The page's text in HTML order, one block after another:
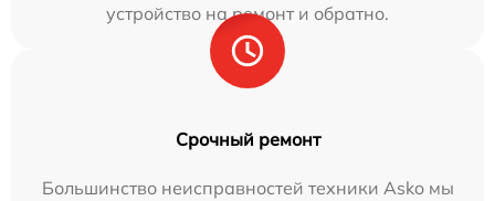
устройство на ремонт и обратно.
Срочный ремонт
Большинство неисправностей техники Asko мы